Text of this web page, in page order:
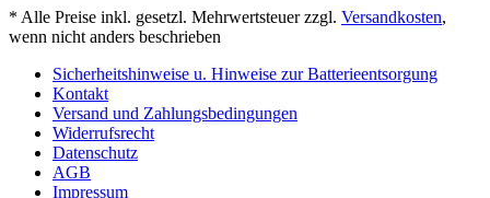
* Alle Preise inkl. gesetzl. Mehrwertsteuer zzgl. Versandkosten,
wenn nicht anders beschrieben
Sicherheitshinweise u. Hinweise zur Batterieentsorgung
Kontakt
Versand und Zahlungsbedingungen
Widerrufsrecht
Datenschutz
AGB
Impressum